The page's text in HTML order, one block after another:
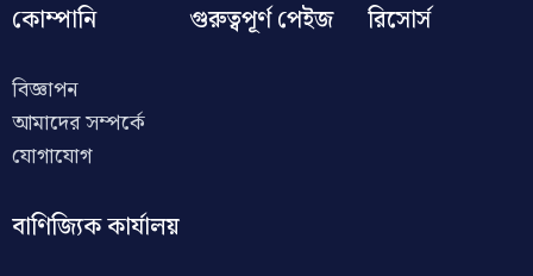
কোম্পানি
বিজ্ঞাপন
আমাদের সম্পর্কে
যোগাযোগ
গুরুত্বপূর্ণ পেইজ রিসোর্স
বাণিজ্যিক কার্যালয়